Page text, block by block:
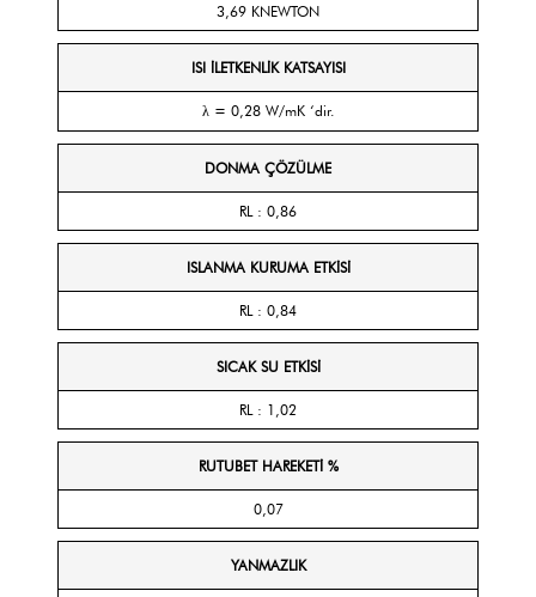
3,69 KNEWTON
ISI İLETKENLİK KATSAYISI
λ = 0,28 W/mK ‘dir.
DONMA ÇÖZÜLME
RL : 0,86
ISLANMA KURUMA ETKİSİ
RL : 0,84
SICAK SU ETKİSİ
RL : 1,02
RUTUBET HAREKETİ %
0,07
YANMAZLIK